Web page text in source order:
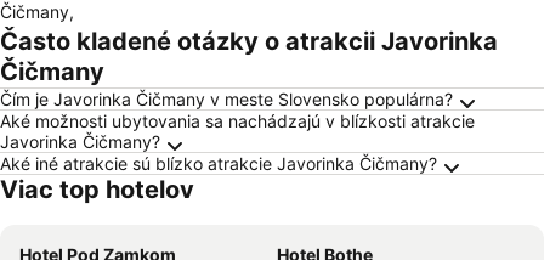
Čičmany,
Často kladené otázky o atrakcii Javorinka
Čičmany
Čím je Javorinka Čičmany v meste Slovensko populárna?
Aké možnosti ubytovania sa nachádzajú v blízkosti atrakcie
Javorinka Čičmany?
Aké iné atrakcie sú blízko atrakcie Javorinka Čičmany?
Viac top hotelov
Hotel Pod Zamkom
Hotel Bothe